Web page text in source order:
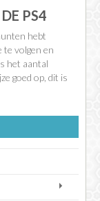
PS4
hebt
te volgen en
het aantal
goed op, dit is